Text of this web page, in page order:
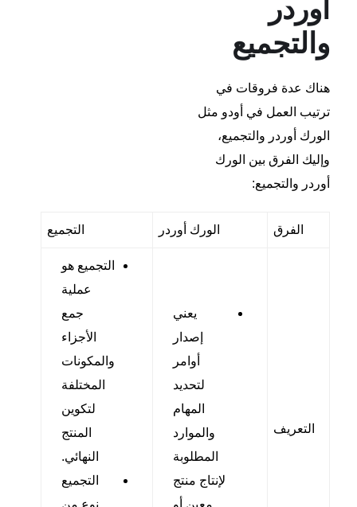
أوردر
والتجميع
هناك عدة فروقات في
ترتيب العمل في أودو مثل
الورك أوردر والتجميع،
وإليك الفرق بين الورك
أوردر والتجميع:
الفرق الورك أوردر التجميع
التعريف
يعني
إصدار
أوامر
لتحديد
المهام
والموارد
المطلوبة
لإنتاج منتج
التجميع هو
عملية
جمع
الأجزاء
والمكونات
المختلفة
لتكوين
المنتج
النهائي.
التجميع